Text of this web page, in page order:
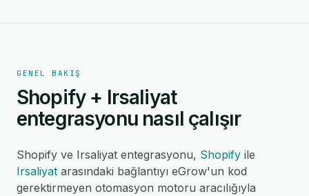
GENEL BAKIŞ
Shopify + Irsaliyat
entegrasyonu nasıl çalışır
Shopify ve Irsaliyat entegrasyonu, Shopify ile
Irsaliyat arasındaki bağlantıyı eGrow'un kod
gerektirmeyen otomasyon motoru aracılığıyla